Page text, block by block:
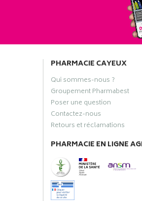
PHARMACIE CAYEUX
Qui sommes-nous ?
Groupement Pharmabest
Poser une question
Contactez-nous
Retours et réclamations
PHARMACIE EN LIGNE